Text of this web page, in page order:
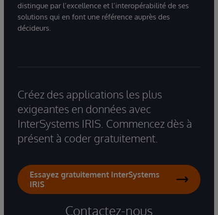
distingue par l’excellence et l’interopérabilité de ses
solutions qui en font une référence auprès des
décideurs.
Créez des applications les plus
exigeantes en données avec
InterSystems IRIS. Commencez dès à
présent à coder gratuitement.
Essayez gratuitement InterSystems
IRIS
Contactez-nous